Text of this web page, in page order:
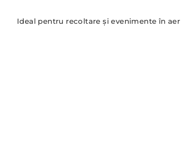
Ideal pentru recoltare și evenimente în aer